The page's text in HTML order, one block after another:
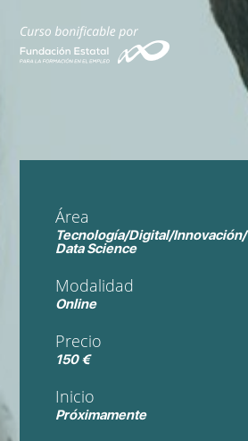
Área
Tecnología/Digital/Innovación/
Data Science
Modalidad
Online
Precio
150 €
Inicio
Próximamente